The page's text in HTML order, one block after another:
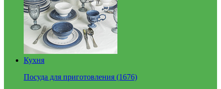
Кухня
Посуда для приготовления (1676)